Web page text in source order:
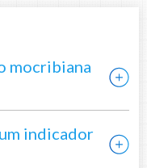
mocribiana
indicador